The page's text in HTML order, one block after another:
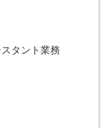
タント業務